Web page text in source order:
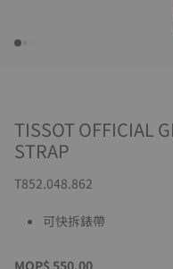
TISSOT OFFICIAL
STRAP
T852.048.862
可快拆錶帶
MOP$ 550.00